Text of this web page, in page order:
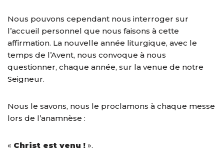
Nous pouvons cependant nous interroger sur
l’accueil personnel que nous faisons à cette
affirmation. La nouvelle année liturgique, avec le
temps de l’Avent, nous convoque à nous
questionner, chaque année, sur la venue de notre
Seigneur.
Nous le savons, nous le proclamons à chaque messe
lors de l’anamnèse :
« Christ est venu ! ».